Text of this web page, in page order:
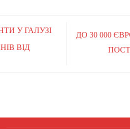
У ГАЛУЗІ
ВІД
ДО 30 000